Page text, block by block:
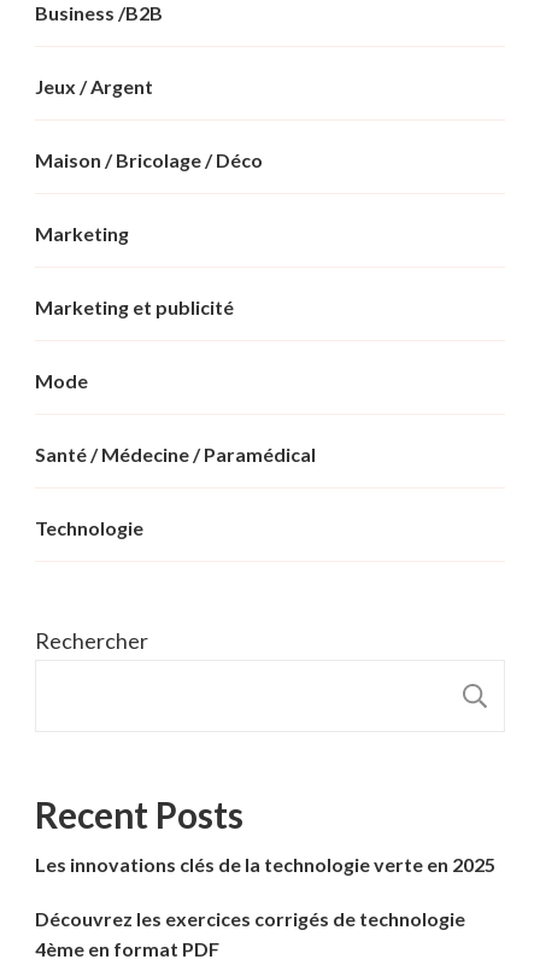
Business /B2B
Jeux / Argent
Maison / Bricolage / Déco
Marketing
Marketing et publicité
Mode
Santé / Médecine / Paramédical
Technologie
Rechercher
Recent Posts
Les innovations clés de la technologie verte en 2025
Découvrez les exercices corrigés de technologie
4ème en format PDF